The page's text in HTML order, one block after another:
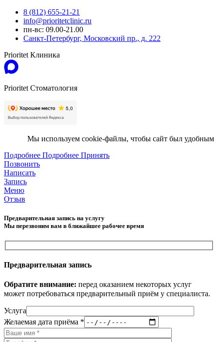
8 (812) 655-21-21
info@prioritetclinic.ru
пн-вс: 09.00-21.00
Санкт-Петербург, Московский пр., д. 222
Prioritet Клиника
Prioritet Стоматология
Мы используем cookie-файлы, чтобы сайт был удобным
Подробнее Подробнее Принять
Позвонить
Написать
Запись
Меню
Отзыв
Предварительная запись на услугу
Мы перезвоним вам в ближайшее рабочее время
Предварительная запись
Обратите внимание: перед оказанием некоторых услуг
может потребоваться предварительный приём у специалиста.
Услуга
Желаемая дата приёма *